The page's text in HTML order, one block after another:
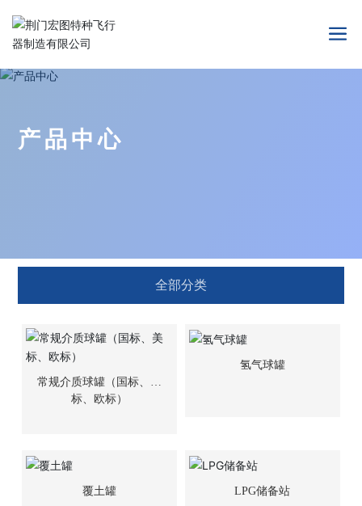
产品中心
全部分类
常规介质球罐（国标、美
标、欧标）
氢气球罐
覆土罐 LPG储备站